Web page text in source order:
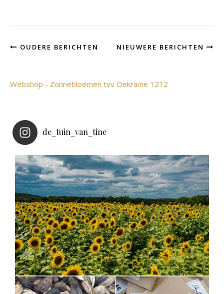
OUDERE BERICHTEN NIEUWERE BERICHTEN
Webshop - Zonnebloemen tvv Oekraïne 1212
de_tuin_van_tine